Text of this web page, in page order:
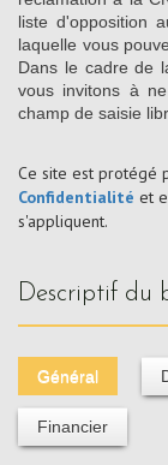
liste d'opposition
laquelle vous
Dans le cadre de
vous invitons à
champ de saisie
Ce site est protégé
Confidentialité et
s'appliquent.
descriptif du
Général
Financier